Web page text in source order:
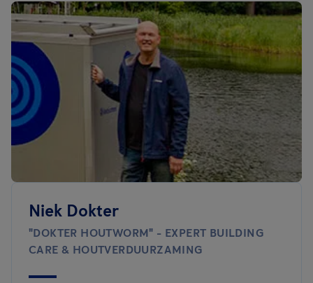
Niek Dokter
"DOKTER HOUTWORM" - EXPERT BUILDING
CARE & HOUTVERDUURZAMING